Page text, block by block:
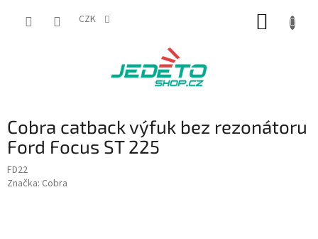
CZK
Cobra catback výfuk bez rezonátoru
Ford Focus ST 225
FD22
Značka: Cobra